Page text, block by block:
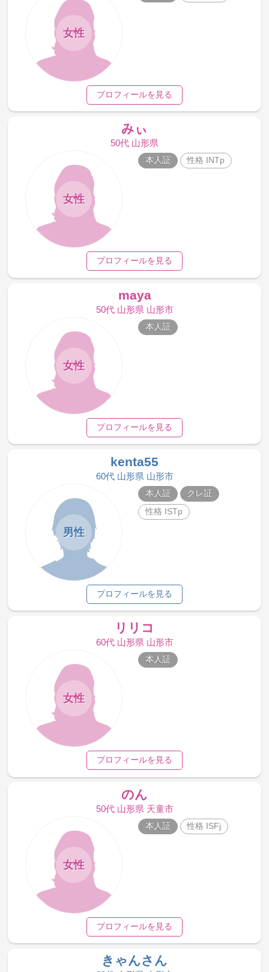
女性
プロフィールを見る
みぃ
50代 山形県
女性
本人証 性格 INTp
プロフィールを見る
maya
50代 山形県 山形市
女性
本人証
プロフィールを見る
kenta55
60代 山形県 山形市
男性
本人証
クレ証
性格 ISTp
プロフィールを見る
リリコ
60代 山形県 山形市
女性
本人証
プロフィールを見る
のん
50代 山形県 天童市
女性
本人証 性格 ISFj
プロフィールを見る
きゃんさん